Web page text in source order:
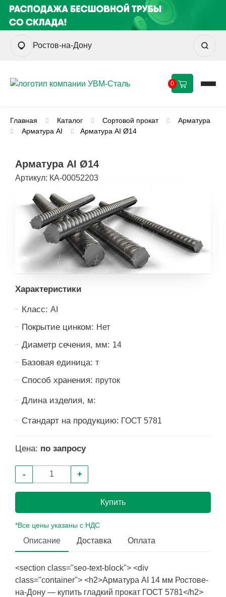
Ростов-на-Дону
0
Главная Каталог Сортовой прокат
Арматура
Арматура AI
Арматура АI Ø14
Арматура АI Ø14
Артикул: КА-00052203
Характеристики
Класс: АI
Покрытие цинком: Нет
Диаметр сечения, мм: 14
Базовая единица: т
Способ хранения: пруток
Длина изделия, м:
Стандарт на продукцию: ГОСТ 5781
Цена: по запросу
- +
Купить
*Все цены указаны с НДС
Описание Доставка Оплата
<section class="seo-text-block"> <div
class="container"> <h2>Арматура АI 14 мм Ростове-
на-Дону — купить гладкий прокат ГОСТ 5781</h2>